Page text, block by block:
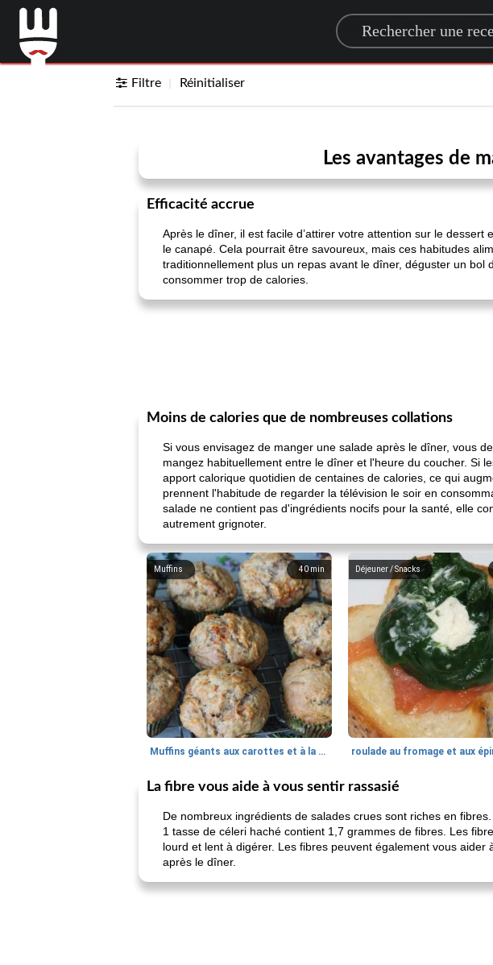
Search for a recipe
Filtre Réinitialiser
Les avantages de
Efficacité accrue
Après le dîner, il est facile d’attirer votre attention sur le
le canapé. Cela pourrait être savoureux, mais ces habitudes
traditionnellement plus un repas avant le dîner, déguster un
consommer trop de calories.
Moins de calories que de nombreuses collations
Si vous envisagez de manger une salade après le dîner, vous
mangez habituellement entre le dîner et l'heure du coucher. Si
apport calorique quotidien de centaines de calories, ce qui
prennent l'habitude de regarder la télévision le soir en
salade ne contient pas d'ingrédients nocifs pour la santé, elle
autrement grignoter.
40 min
Muffins
Muffins géants aux carottes et à la banane de Nif
Déjeuner / Snacks
roulade au fromage et aux
La fibre vous aide à vous sentir rassasié
De nombreux ingrédients de salades crues sont riches en
1 tasse de céleri haché contient 1,7 grammes de fibres. Les
lourd et lent à digérer. Les fibres peuvent également vous
après le dîner.